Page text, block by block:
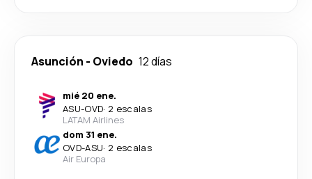
Asunción - Oviedo 12 días
mié 20 ene.
ASU-OVD· 2 escalas
LATAM Airlines
dom 31 ene.
OVD-ASU· 2 escalas
Air Europa